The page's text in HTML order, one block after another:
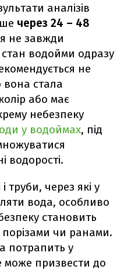
аналізів
через 24 – 48
не завжди
водойми одразу
не
вона стала
або має
небезпеку
у водоймах, під
водорості.
труби, через які у
вода, особливо
становить
чи ранами.
потрапить у
призвести до